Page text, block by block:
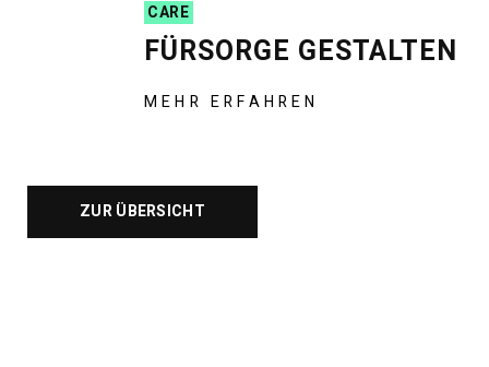
CARE
FÜRSORGE GESTALTEN
MEHR ERFAHREN
ZUR ÜBERSICHT